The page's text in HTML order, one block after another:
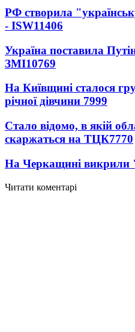
РФ створила
- ISW11406
Україна поставила
ЗМІ10769
На Київщині сталося
річної дівчини 7999
Стало відомо, в якій
скаржаться на ТЦК7770
На Черкащині викрили
Читати коментарі